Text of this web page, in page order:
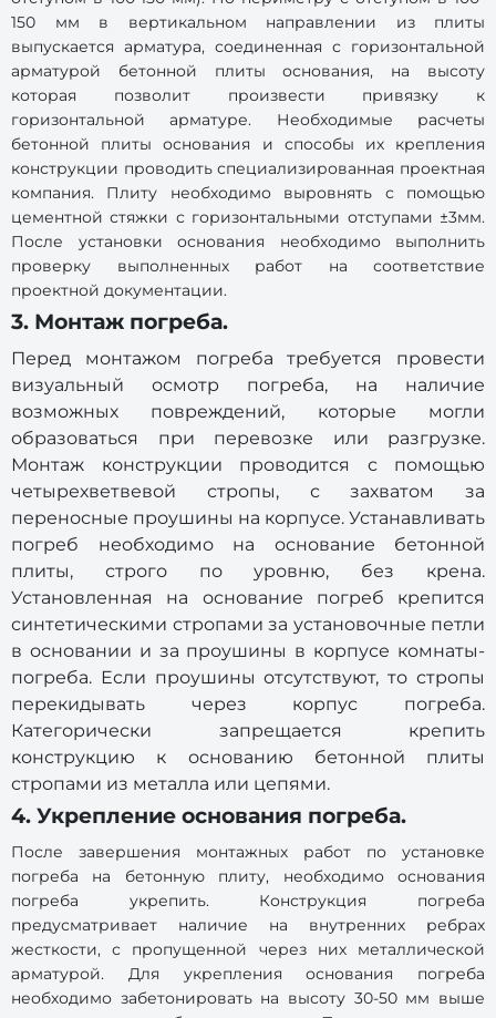
150 мм в вертикальном направлении из плиты
выпускается арматура, соединенная с горизонтальной
арматурой бетонной плиты основания, на высоту
которая позволит произвести привязку к
горизонтальной арматуре. Необходимые расчеты
бетонной плиты основания и способы их крепления
конструкции проводить специализированная проектная
компания. Плиту необходимо выровнять с помощью
цементной стяжки с горизонтальными отступами ±3мм.
После установки основания необходимо выполнить
проверку выполненных работ на соответствие
проектной документации.
3. Монтаж погреба.
Перед монтажом погреба требуется провести
визуальный осмотр погреба, на наличие
возможных повреждений, которые могли
образоваться при перевозке или разгрузке.
Монтаж конструкции проводится с помощью
четырехветвевой стропы, с захватом за
переносные проушины на корпусе. Устанавливать
погреб необходимо на основание бетонной
плиты, строго по уровню, без крена.
Установленная на основание погреб крепится
синтетическими стропами за установочные петли
в основании и за проушины в корпусе комнаты-
погреба. Если проушины отсутствуют, то стропы
перекидывать через корпус погреба.
Категорически запрещается крепить
конструкцию к основанию бетонной плиты
стропами из металла или цепями.
4. Укрепление основания погреба.
После завершения монтажных работ по установке
погреба на бетонную плиту, необходимо основания
погреба укрепить. Конструкция погреба
предусматривает наличие на внутренних ребрах
жесткости, с пропущенной через них металлической
арматурой. Для укрепления основания погреба
необходимо забетонировать на высоту 30-50 мм выше